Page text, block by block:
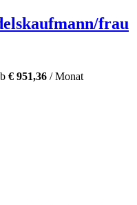
frau
€ 951,36 / Monat